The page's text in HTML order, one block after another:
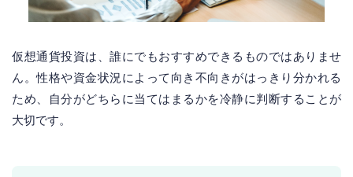
仮想通貨投資は、誰にでもおすすめできるものではありませ
ん。性格や資金状況によって向き不向きがはっきり分かれる
ため、自分がどちらに当てはまるかを冷静に判断することが
大切です。